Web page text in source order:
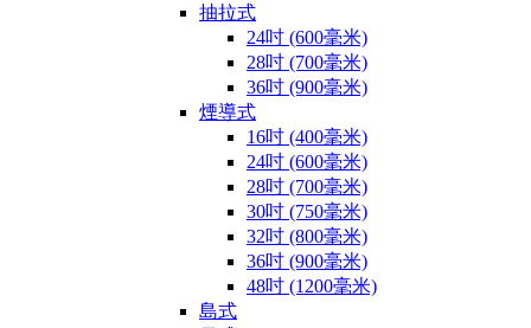
抽拉式
24吋 (600毫米)
28吋 (700毫米)
36吋 (900毫米)
煙導式
16吋 (400毫米)
24吋 (600毫米)
28吋 (700毫米)
30吋 (750毫米)
32吋 (800毫米)
36吋 (900毫米)
48吋 (1200毫米)
島式